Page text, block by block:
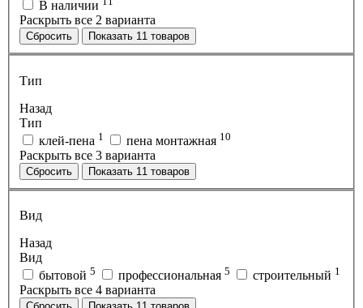
В наличии
Раскрыть все 2 варианта
Сбросить Показать 11 товаров
Тип
Назад
Тип
клей-пена 1 пена монтажная 10
Раскрыть все 3 варианта
Сбросить Показать 11 товаров
Вид
Назад
Вид
бытовой 5 профессиональная 5 строительный 1
Раскрыть все 4 варианта